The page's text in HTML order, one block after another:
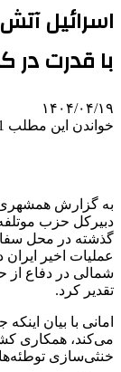
اسرائیل
با قدرت در
۱۴۰۴/۰۴/۱۹
خواندن این مطلب 1 دقیقه زمان میبرد
به گزارش همشهری
دبیرکل حزب
گذشته در محل
عملیات اخیر
شمالی در دفاع از
تقدیر کرد.
امانی با بیان
می‌کند، همکاری
خنثی‌سازی